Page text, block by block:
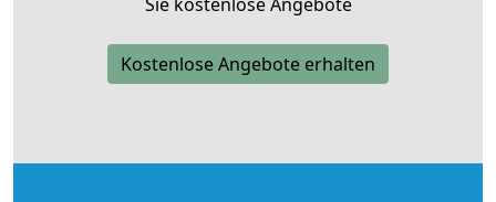
Kostenlose Angebote erhalten